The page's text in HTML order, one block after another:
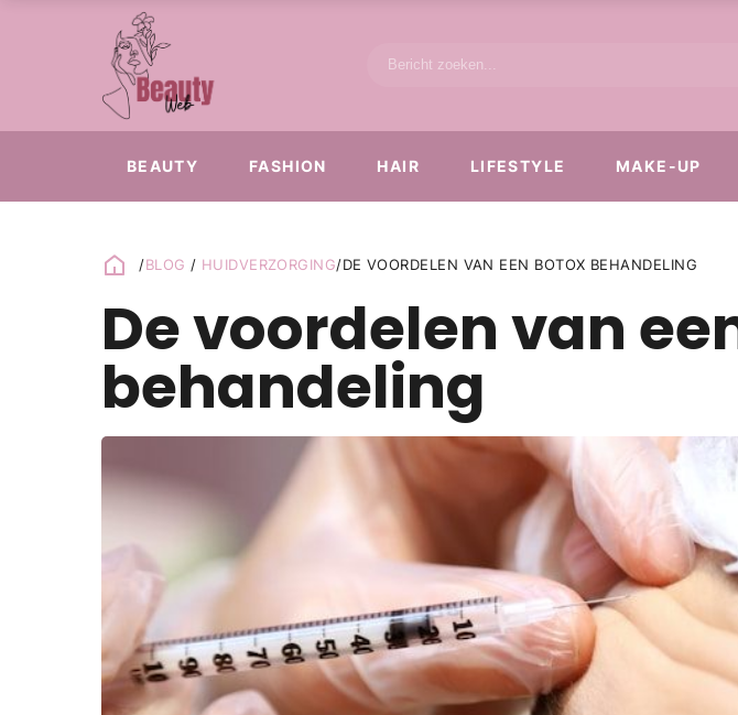
BEAUTY FASHION HAIR LIFESTYLE MAKE-UP
/BLOG / HUIDVERZORGING/DE VOORDELEN VAN EEN BOTOX BEHANDELING
De voordelen van
behandeling